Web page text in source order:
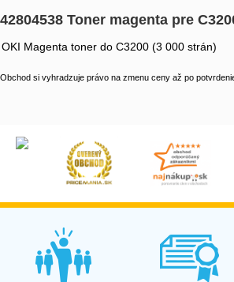
42804538 Toner magenta pre
OKI Magenta toner do C3200 (3 000 strán)
Obchod si vyhradzuje právo na zmenu ceny až po